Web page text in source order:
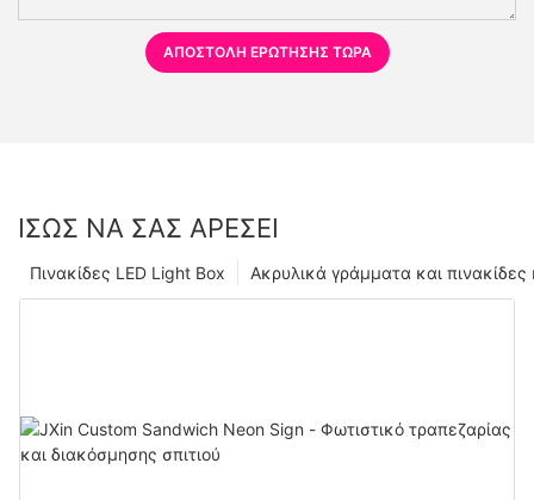
ΑΠΟΣΤΟΛΉ ΕΡΏΤΗΣΗΣ ΤΏΡΑ
ΊΣΩΣ ΝΑ ΣΑΣ ΑΡΈΣΕΙ
Ακρυλικά γράμματα και
Πινακίδες LED Light Box